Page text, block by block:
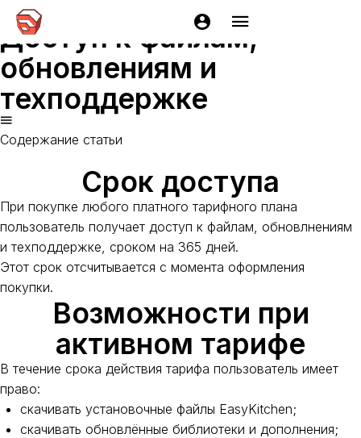
Главная EasyKitchen
Доступ к файлам,
обновлениям и
техподдержке
Содержание статьи
Срок доступа
При покупке любого платного тарифного плана
пользователь получает доступ к файлам, обновлнениям
и техподдержке, сроком на 365 дней.
Этот срок отсчитывается с момента оформления
покупки.
Возможности при
активном тарифе
В течение срока действия тарифа пользователь имеет
право:
скачивать установочные файлы EasyKitchen;
скачивать обновлённые библиотеки и дополнения;